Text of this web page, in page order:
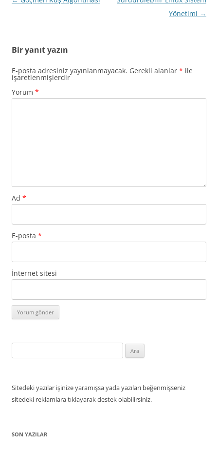
Yönetimi →
Bir yanıt yazın
E-posta adresiniz yayınlanmayacak. Gerekli alanlar * ile
işaretlenmişlerdir
Yorum *
Ad *
E-posta *
İnternet sitesi
Sitedeki yazılar işinize yaramışsa yada yazıları beğenmişseniz
sitedeki reklamlara tıklayarak destek olabilirsiniz.
SON YAZILAR